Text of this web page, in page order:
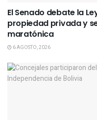
El Senado debate la
propiedad privada y
maratónica
6 AGOSTO, 2026